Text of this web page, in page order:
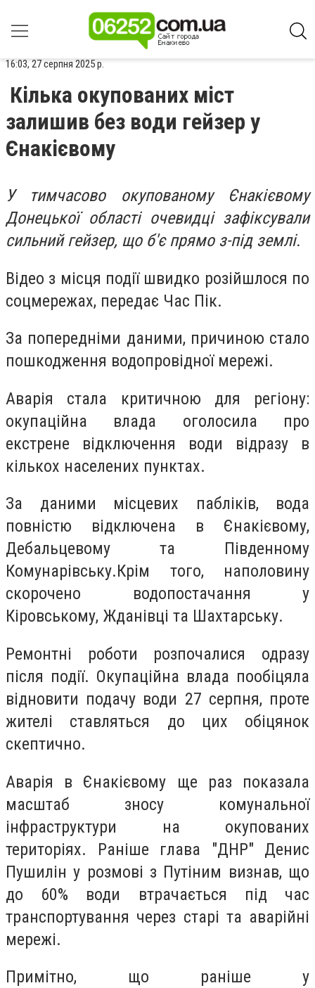
16:03, 27 серпня 2025 р.
Кілька окупованих міст
залишив без води гейзер у
Єнакієвому
У тимчасово окупованому Єнакієвому
Донецької області очевидці зафіксували
сильний гейзер, що б'є прямо з-під землі.
Відео з місця події швидко розійшлося по
соцмережах, передає Час Пік.
За попередніми даними, причиною стало
пошкодження водопровідної мережі.
Аварія стала критичною для регіону:
окупаційна влада оголосила про
екстрене відключення води відразу в
кількох населених пунктах.
За даними місцевих пабліків, вода
повністю відключена в Єнакієвому,
Дебальцевому та Південному
Комунарівську.Крім того, наполовину
скорочено водопостачання у
Кіровському, Жданівці та Шахтарську.
Ремонтні роботи розпочалися одразу
після події. Окупаційна влада пообіцяла
відновити подачу води 27 серпня, проте
жителі ставляться до цих обіцянок
скептично.
Аварія в Єнакієвому ще раз показала
масштаб зносу комунальної
інфраструктури на окупованих
територіях. Раніше глава "ДНР" Денис
Пушилін у розмові з Путіним визнав, що
до 60% води втрачається під час
транспортування через старі та аварійні
мережі.
Примітно, що раніше у